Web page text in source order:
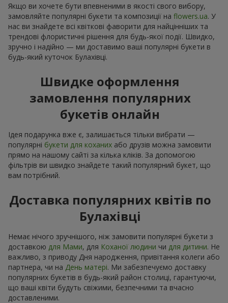
Якщо ви хочете бути впевненими в якості свого вибору,
замовляйте популярні букети та композиції на flowers.ua. У
нас ви знайдете всі квіткові фаворити для найцінніших та
трендові флористичні рішення для будь-якої події. Швидко,
зручно і надійно — ми доставимо ваші популярні букети в
будь-який куточок Булахівці.
Швидке оформлення
замовлення популярних
букетів онлайн
Ідея подарунка вже є, залишається тільки вибрати —
популярні букети для коханих або друзів можна замовити
прямо на нашому сайті за кілька кліків. За допомогою
фільтрів ви швидко знайдете такий популярний букет, що
вам потрібний.
Доставка популярних квітів по
Булахівці
Немає нічого зручнішого, ніж замовити популярні букети з
доставкою для Мами, для Коханої людини чи для дитини. Не
важливо, з приводу Дня народження, привітання колеги або
партнера, чи на День матері. Ми забезпечуємо доставку
популярних букетів в будь-який район столиці, гарантуючи,
що ваші квіти будуть свіжими, безпечними та вчасно
доставленими.